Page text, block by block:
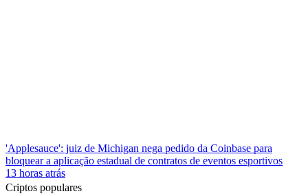
'Applesauce': juiz de Michigan nega pedido da Coinbase para
bloquear a aplicação estadual de contratos de eventos esportivos
13 horas atrás
Criptos populares